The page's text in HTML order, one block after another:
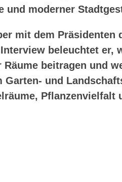
und moderner
mit dem Präsidenten
beleuchtet er,
beitragen und
Garten- und
Pflanzenvielfalt